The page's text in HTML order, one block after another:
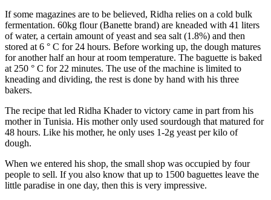
If some magazines are to be believed, Ridha relies on a cold bulk
fermentation. 60kg flour (Banette brand) are kneaded with 41 liters
of water, a certain amount of yeast and sea salt (1.8%) and then
stored at 6 ° C for 24 hours. Before working up, the dough matures
for another half an hour at room temperature. The baguette is baked
at 250 ° C for 22 minutes. The use of the machine is limited to
kneading and dividing, the rest is done by hand with his three
bakers.
The recipe that led Ridha Khader to victory came in part from his
mother in Tunisia. His mother only used sourdough that matured for
48 hours. Like his mother, he only uses 1-2g yeast per kilo of
dough.
When we entered his shop, the small shop was occupied by four
people to sell. If you also know that up to 1500 baguettes leave the
little paradise in one day, then this is very impressive.